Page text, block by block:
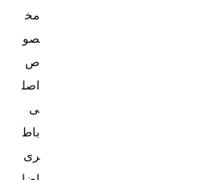
مخ
صو
ص
اصل
باط
ری